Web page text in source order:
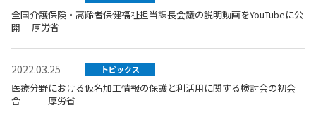
全国介護保険・高齢者保健福祉担当課長会議の説明動画をYouTubeに公
開 厚労省
2022.03.25 トピックス
医療分野における仮名加工情報の保護と利活用に関する検討会の初会
合 厚労省